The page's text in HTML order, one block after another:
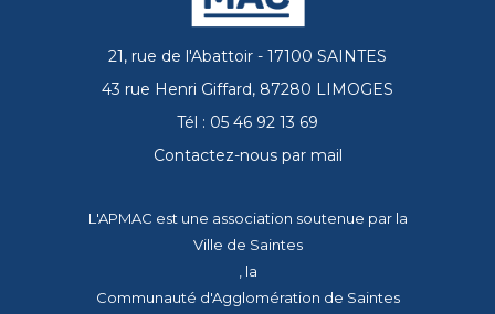
21, rue de l'Abattoir - 17100 SAINTES
43 rue Henri Giffard, 87280 LIMOGES
Tél : 05 46 92 13 69
Contactez-nous par mail
L'APMAC est une association soutenue par la
Ville de Saintes
, la
Communauté d'Agglomération de Saintes